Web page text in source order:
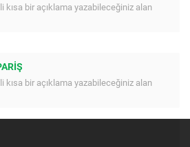
kısa bir açıklama yazabileceğiniz alan
kısa bir açıklama yazabileceğiniz alan